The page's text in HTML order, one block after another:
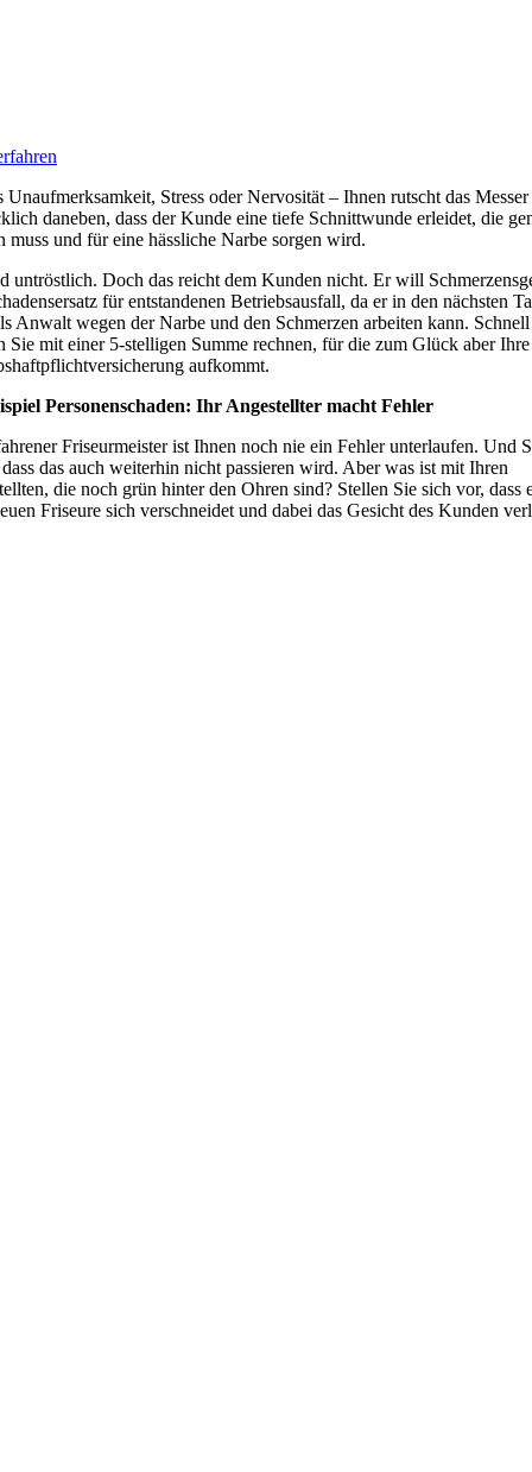
Unaufmerksamkeit, Stress oder Nervosität – Ihnen rutscht das Messer
daneben, dass der Kunde eine tiefe Schnittwunde erleidet, die
muss und für eine hässliche Narbe sorgen wird.
untröstlich. Doch das reicht dem Kunden nicht. Er will
für entstandenen Betriebsausfall, da er in den nächsten
Anwalt wegen der Narbe und den Schmerzen arbeiten kann. Schnell
Sie mit einer 5-stelligen Summe rechnen, für die zum Glück aber Ihre
aufkommt.
Personenschaden: Ihr Angestellter macht Fehler
Friseurmeister ist Ihnen noch nie ein Fehler unterlaufen. Und
das auch weiterhin nicht passieren wird. Aber was ist mit Ihren
die noch grün hinter den Ohren sind? Stellen Sie sich vor, dass
Friseure sich verschneidet und dabei das Gesicht des Kunden